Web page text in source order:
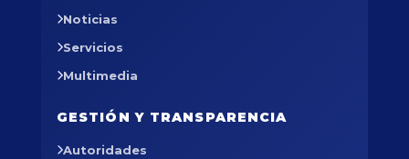
Noticias
Servicios
Multimedia
GESTIÓN Y TRANSPARENCIA
Autoridades